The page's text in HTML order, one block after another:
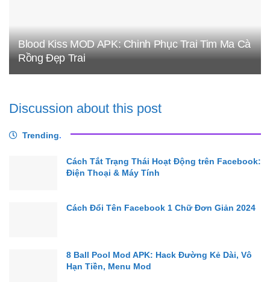
Blood Kiss MOD APK: Chinh Phục Trai Tim Ma Cà
Rồng Đẹp Trai
Discussion about this post
Trending.
Cách Tắt Trạng Thái Hoạt Động trên Facebook:
Điện Thoại & Máy Tính
Cách Đổi Tên Facebook 1 Chữ Đơn Giản 2024
8 Ball Pool Mod APK: Hack Đường Kẻ Dài, Vô
Hạn Tiền, Menu Mod